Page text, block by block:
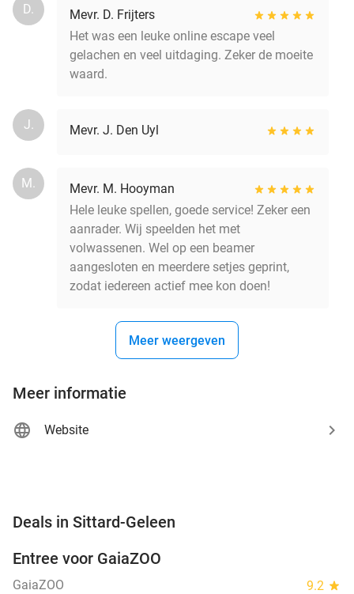
D.
Mevr. D. Frijters
Het was een leuke online escape veel
gelachen en veel uitdaging. Zeker de moeite
waard.
J. Mevr. J. Den Uyl
M.
Mevr. M. Hooyman
Hele leuke spellen, goede service! Zeker een
aanrader. Wij speelden het met
volwassenen. Wel op een beamer
aangesloten en meerdere setjes geprint,
zodat iedereen actief mee kon doen!
Meer weergeven
Meer informatie
Website
Deals in Sittard-Geleen
Entree voor GaiaZOO
GaiaZOO 9.2 star